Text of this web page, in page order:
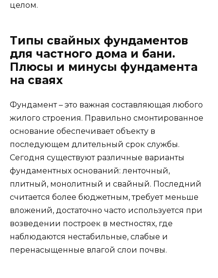
целом.
Типы свайных фундаментов
для частного дома и бани.
Плюсы и минусы фундамента
на сваях
Фундамент – это важная составляющая любого
жилого строения. Правильно смонтированное
основание обеспечивает объекту в
последующем длительный срок службы.
Сегодня существуют различные варианты
фундаментных оснований: ленточный,
плитный, монолитный и свайный. Последний
считается более бюджетным, требует меньше
вложений, достаточно часто используется при
возведении построек в местностях, где
наблюдаются нестабильные, слабые и
перенасыщенные влагой слои почвы.